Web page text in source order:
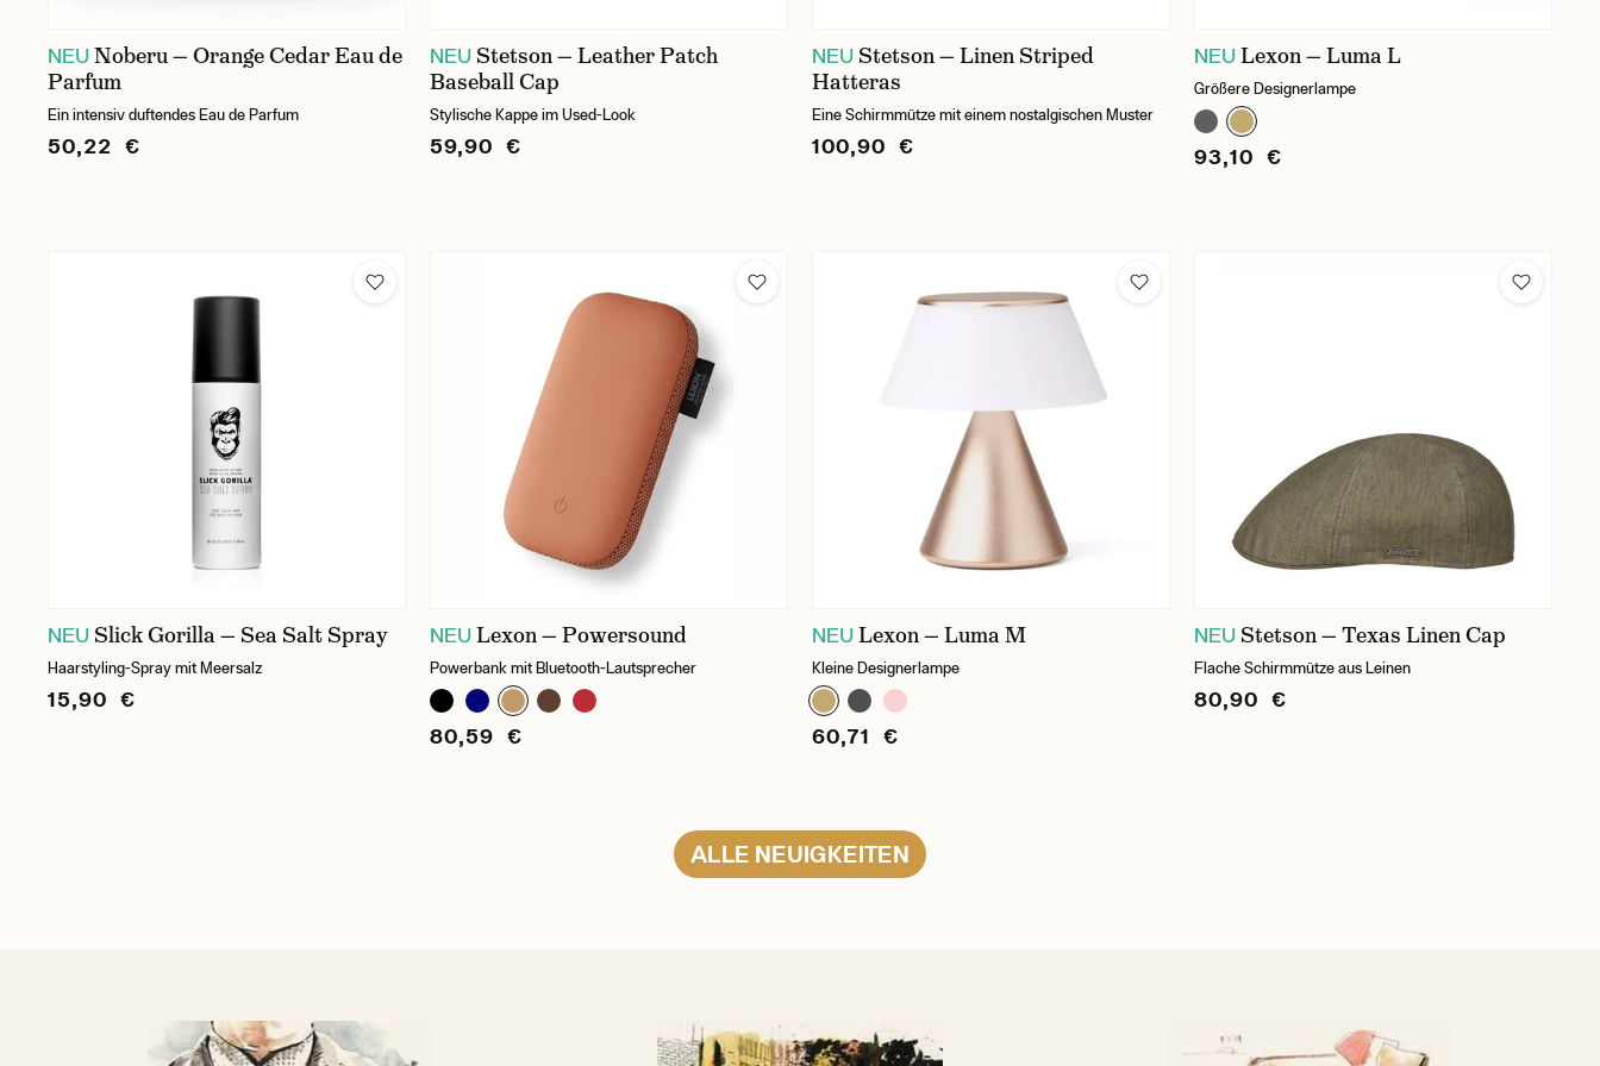
NEUNoberu — Orange Cedar Eau de
Parfum
Ein intensiv duftendes Eau de Parfum
50,22 €
NEU Stetson — Leather Patch
Baseball Cap
Stylische Kappe im Used-Look
59,90 €
NEU Stetson — Linen Striped
Hatteras
Eine Schirmmütze mit einem nostalgischen Muster
100,90 €
NEULexon — Luma L
Größere Designerlampe
93,10 €
NEU Slick Gorilla — Sea Salt Spray
Haarstyling-Spray mit Meersalz
15,90 €
NEULexon — Powersound
Powerbank mit Bluetooth-Lautsprecher
80,59 €
NEULexon — Luma M
Kleine Designerlampe
60,71 €
NEU Stetson — Texas Linen Cap
Flache Schirmmütze aus Leinen
80,90 €
ALLE NEUIGKEITEN